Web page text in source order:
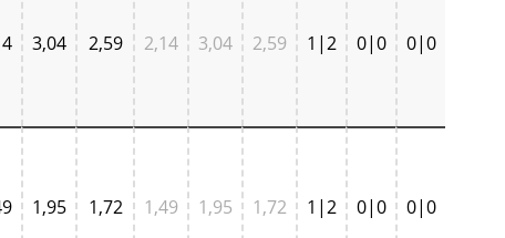
3,04 2,59 2,14 3,04 2,59 1|2 0|0 0|0
1,95 1,72 1,49 1,95 1,72 1|2 0|0 0|0